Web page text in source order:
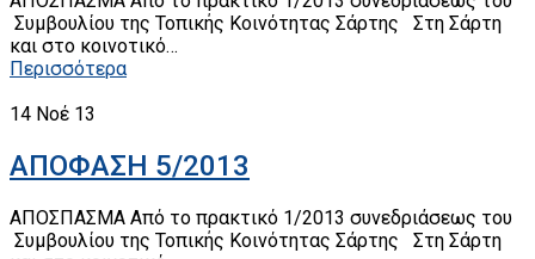
Συμβουλίου της Τοπικής Κοινότητας Σάρτης Στη Σάρτη
και στο κοινοτικό…
Περισσότερα
14 Νοέ 13
ΑΠΟΦΑΣΗ 5/2013
ΑΠΟΣΠΑΣΜΑ Από το πρακτικό 1/2013 συνεδριάσεως του
Συμβουλίου της Τοπικής Κοινότητας Σάρτης Στη Σάρτη